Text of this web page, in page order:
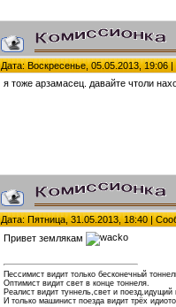
Дата: Воскресенье, 05.05.2013,
я тоже арзамасец. давайте чтоли
Дата: Пятница, 31.05.2013, 18:40 |
Привет землякам
Пессимист видит только бесконечный
Оптимист видит свет в конце тоннеля.
Реалист видит туннель,свет и поезд,идущий
И только машинист поезда видит трёх